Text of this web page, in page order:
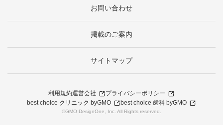
お問い合わせ
掲載のご案内
サイトマップ
利用規約運営会社
プライバシーポリシー
best choice クリニック byGMO
best choice 歯科 byGMO
©GMO DesignOne, Inc. All Rights reserved.